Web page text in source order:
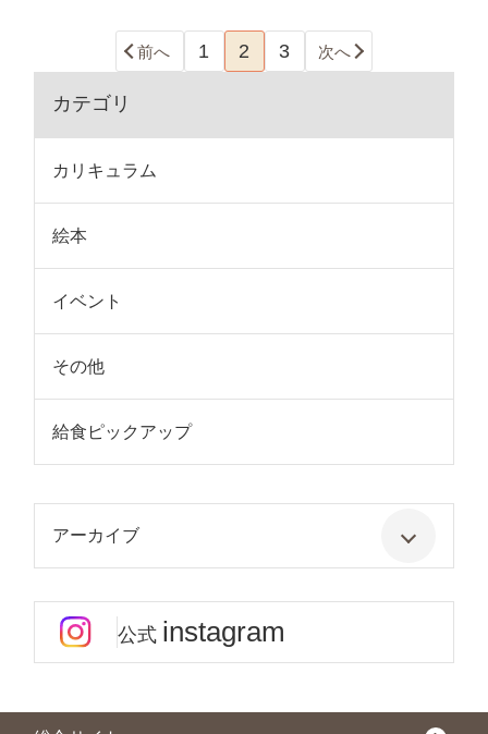
前へ 1 2 3 次へ
カテゴリ
カリキュラム
絵本
イベント
その他
給食ピックアップ
アーカイブ
公式 instagram